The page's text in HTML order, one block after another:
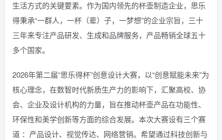
生活方式的关键要素。作为国内领先的杯壶制造企业，思乐
得秉承“一群人，一杯（辈）子，一梦想”的企业宗旨，三十
三年来专注产品研发、生成和品牌服务，产品畅销全球五十
多个国家。
2026年第二届“思乐得杯”创意设计大赛，以“创意赋能未来”为
核心理念，在数智时代新质生产力的影响下，汇聚高校、协
会、企业及设计机构的力量，旨在推动杯壶产品在功能性、
环保性和美学创新等方面的综合发展。本次大赛设有三个赛
道 ：产品设计、视觉传达、网络营销。希望通过科技创新与